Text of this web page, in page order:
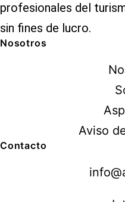
profesionales del
sin fines de lucro.
Nosotros
Aviso
Contacto